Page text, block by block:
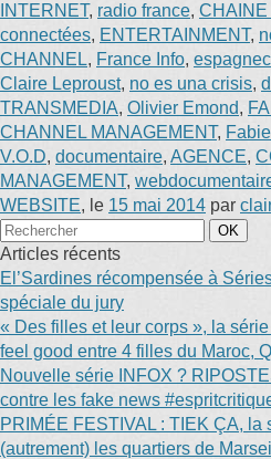
INTERNET, radio france,
connectées, ENTERTAINMENT,
CHANNEL, France Info, espagnec
Claire Leproust, no es una crisis,
TRANSMEDIA, Olivier Emond,
CHANNEL MANAGEMENT,
V.O.D, documentaire, AGENCE,
MANAGEMENT,
WEBSITE, le 15 mai 2014 par
Articles récents
El’Sardines récompensée à
spéciale du jury
« Des filles et leur corps », la
feel good entre 4 filles du Maroc,
Nouvelle série INFOX ?
contre les fake news
PRIMÉE FESTIVAL : TIEK ÇA,
(autrement) les quartiers de